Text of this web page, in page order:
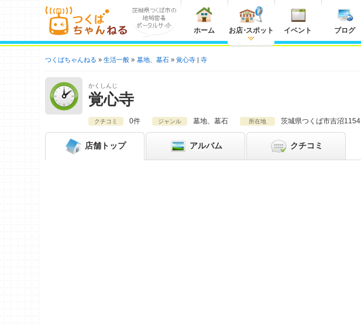
ホーム お店・スポット イベント ブログ
つくばちゃんねる 生活一般 墓地、墓石 覚心寺 寺
かくしんじ
覚心寺
クチコミ 0件 ジャンル 墓地、墓石 所在地 茨城県つくば市吉沼1154
店舗 トップ アルバム クチコミ